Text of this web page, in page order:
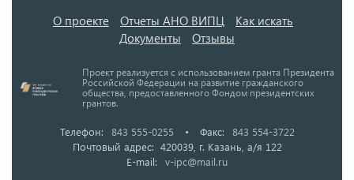
О проекте Отчеты АНО ВИПЦ
Как искать
Документы
Отзывы
Проект реализуется с использованием гранта Президента
Российской Федерации на развитие гражданского
общества, предоставленного Фондом президентских
грантов.
Телефон: 843 555-0255 • Факс:
843 554-3722
Почтовый адрес: 420039, г. Казань, а/я 122
E-mail:
v-ipc@mail.ru